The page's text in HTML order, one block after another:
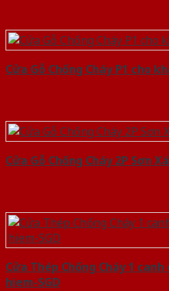
Cửa Gỗ Chống Cháy P1 cho
Cửa Gỗ Chống Cháy 2P Sơn
Cửa Thép Chống Cháy 1
hiem-SGD